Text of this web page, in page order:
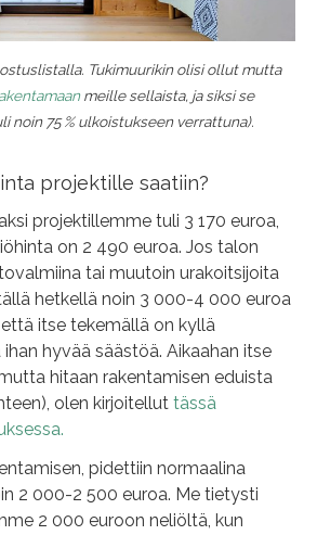
Tukimuurikin olisi ollut mutta
meille sellaista, ja siksi se
noin 75 % ulkoistukseen verrattuna).
projektille saatiin?
projektillemme tuli 3 170 euroa,
on 2 490 euroa. Jos talon
tai muutoin urakoitsijoita
hetkellä noin 3 000-4 000 euroa
että itse tekemällä on kyllä
hyvää säästöä. Aikaahan itse
hitaan rakentamisen eduista
olen kirjoitellut tässä
pidettiin normaalina
2 000-2 500 euroa. Me tietysti
2 000 euroon neliöltä, kun